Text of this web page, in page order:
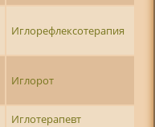
Иглорефлексотерапия
Иглорот
Иглотерапевт